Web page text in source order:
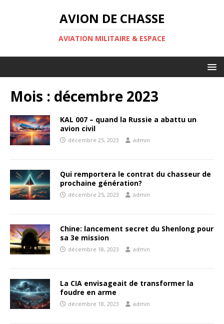
AVION DE CHASSE
AVIATION MILITAIRE & ESPACE
Mois : décembre 2023
KAL 007 – quand la Russie a abattu un
avion civil
décembre 25, 2023 admin
Qui remportera le contrat du chasseur de
prochaine génération?
décembre 25, 2023 admin
Chine: lancement secret du Shenlong pour
sa 3e mission
décembre 18, 2023 admin
La CIA envisageait de transformer la
foudre en arme
décembre 18, 2023 admin